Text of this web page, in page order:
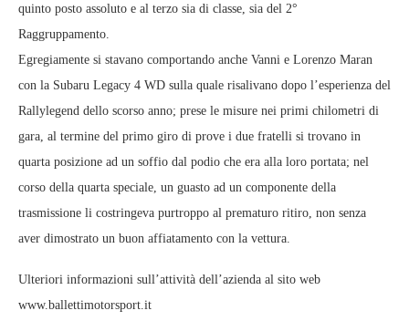
quinto posto assoluto e al terzo sia di classe, sia del 2°
Raggruppamento.
Egregiamente si stavano comportando anche Vanni e Lorenzo Maran
con la Subaru Legacy 4 WD sulla quale risalivano dopo l’esperienza del
Rallylegend dello scorso anno; prese le misure nei primi chilometri di
gara, al termine del primo giro di prove i due fratelli si trovano in
quarta posizione ad un soffio dal podio che era alla loro portata; nel
corso della quarta speciale, un guasto ad un componente della
trasmissione li costringeva purtroppo al prematuro ritiro, non senza
aver dimostrato un buon affiatamento con la vettura.
Ulteriori informazioni sull’attività dell’azienda al sito web
www.ballettimotorsport.it